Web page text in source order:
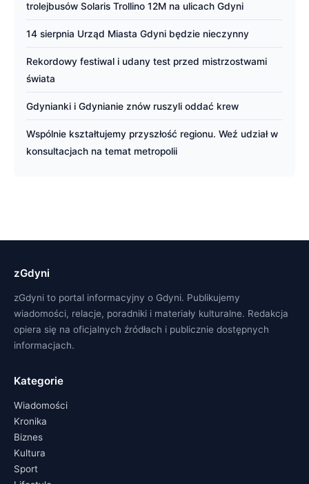
trolejbusów Solaris Trollino 12M na ulicach Gdyni
14 sierpnia Urząd Miasta Gdyni będzie nieczynny
Rekordowy festiwal i udany test przed mistrzostwami
świata
Gdynianki i Gdynianie znów ruszyli oddać krew
Wspólnie kształtujemy przyszłość regionu. Weź udział w
konsultacjach na temat metropolii
zGdyni
zGdyni to portal informacyjny o Gdyni. Publikujemy
wiadomości, relacje, poradniki i materiały kulturalne. Redakcja
opiera się na oficjalnych źródłach i publicznie dostępnych
informacjach.
Kategorie
Wiadomości
Kronika
Biznes
Kultura
Sport